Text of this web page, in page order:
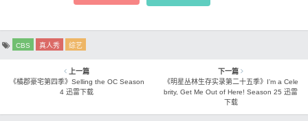
CBS 真人秀 综艺
上一篇
《橘郡豪宅第四季》Selling the OC Season
4 迅雷下载
下一篇
《明星丛林生存实录第二十五季》I’m a Cele
brity, Get Me Out of Here! Season 25 迅雷
下载